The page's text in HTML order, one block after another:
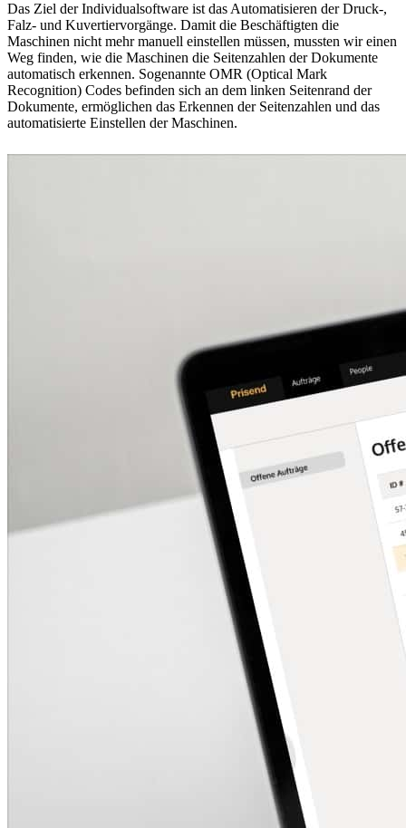
Das Ziel der Individualsoftware ist das Automatisieren der Druck-,
Falz- und Kuvertiervorgänge. Damit die Beschäftigten die
Maschinen nicht mehr manuell einstellen müssen, mussten wir einen
Weg finden, wie die Maschinen die Seitenzahlen der Dokumente
automatisch erkennen. Sogenannte OMR (Optical Mark
Recognition) Codes befinden sich an dem linken Seitenrand der
Dokumente, ermöglichen das Erkennen der Seitenzahlen und das
automatisierte Einstellen der Maschinen.